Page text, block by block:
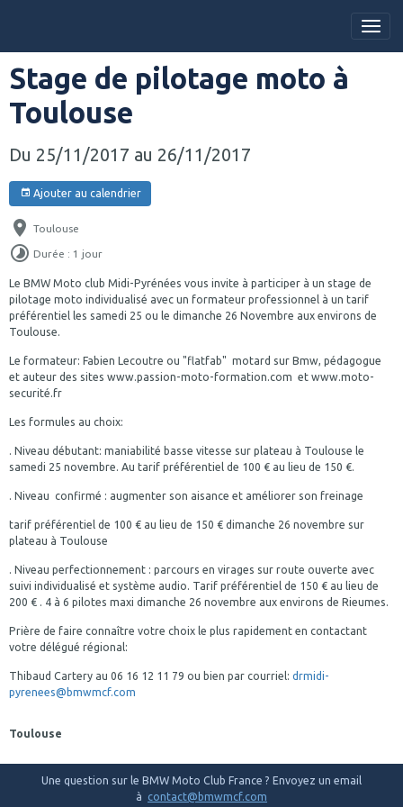
Stage de pilotage moto à
Toulouse
Du 25/11/2017 au 26/11/2017
Ajouter au calendrier
Toulouse
Durée : 1 jour
Le BMW Moto club Midi-Pyrénées vous invite à participer à un stage de
pilotage moto individualisé avec un formateur professionnel à un tarif
préférentiel les samedi 25 ou le dimanche 26 Novembre aux environs de
Toulouse.
Le formateur: Fabien Lecoutre ou "flatfab" motard sur Bmw, pédagogue
et auteur des sites www.passion-moto-formation.com et www.moto-
securité.fr
Les formules au choix:
. Niveau débutant: maniabilité basse vitesse sur plateau à Toulouse le
samedi 25 novembre. Au tarif préférentiel de 100 € au lieu de 150 €.
. Niveau confirmé : augmenter son aisance et améliorer son freinage
tarif préférentiel de 100 € au lieu de 150 € dimanche 26 novembre sur
plateau à Toulouse
. Niveau perfectionnement : parcours en virages sur route ouverte avec
suivi individualisé et système audio. Tarif préférentiel de 150 € au lieu de
200 € . 4 à 6 pilotes maxi dimanche 26 novembre aux environs de Rieumes.
Prière de faire connaître votre choix le plus rapidement en contactant
votre délégué régional:
Thibaud Cartery au 06 16 12 11 79 ou bien par courriel: drmidi-
pyrenees@bmwmcf.com
Toulouse
Une question sur le BMW Moto Club France ? Envoyez un email
à contact@bmwmcf.com